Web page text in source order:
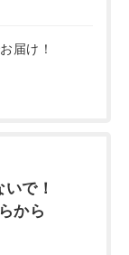
届け！
いで！
から